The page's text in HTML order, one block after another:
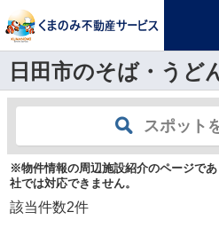
日田市のそば・うど
スポット
※物件情報の周辺施設紹介のページで
社では対応できません。
該当件数2件